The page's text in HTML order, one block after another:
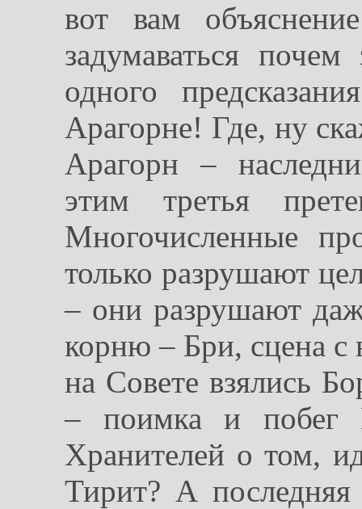
вот вам
задумаваться
одного
Арагорне! Где, ну
Арагорн –
этим третья
Многочисленные
только разрушают
– они разрушают
корню – Бри, сцена с
на Совете взялись
– поимка и побег
Хранителей о том,
Тирит? А